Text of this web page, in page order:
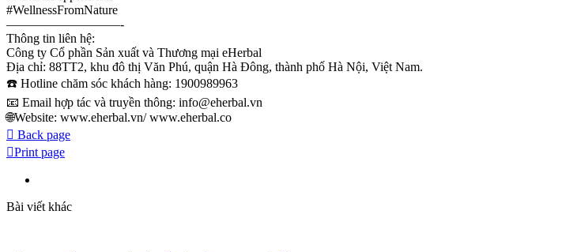
#WellnessFromNature
—————————-
Thông tin liên hệ:
Công ty Cổ phần Sản xuất và Thương mại eHerbal
Địa chỉ: 88TT2, khu đô thị Văn Phú, quận Hà Đông, thành phố Hà Nội, Việt Nam.
☎️ Hotline chăm sóc khách hàng: 1900989963
📧 Email hợp tác và truyền thông: info@eherbal.vn
🌐Website: www.eherbal.vn/ www.eherbal.co
Back page
Print page
Bài viết khác